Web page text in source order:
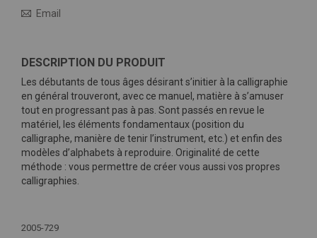
Email
DESCRIPTION DU PRODUIT
Les débutants de tous âges désirant s’initier à la calligraphie
en général trouveront, avec ce manuel, matière à s’amuser
tout en progressant pas à pas. Sont passés en revue le
matériel, les éléments fondamentaux (position du
calligraphe, manière de tenir l’instrument, etc.) et enfin des
modèles d’alphabets à reproduire. Originalité de cette
méthode : vous permettre de créer vous aussi vos propres
calligraphies.
d'infos
2005-729